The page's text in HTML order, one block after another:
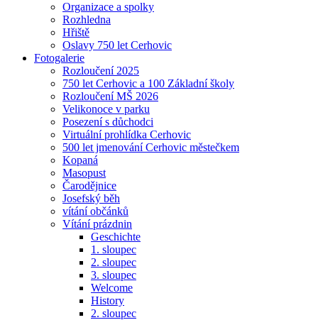
Organizace a spolky
Rozhledna
Hřiště
Oslavy 750 let Cerhovic
Fotogalerie
Rozloučení 2025
750 let Cerhovic a 100 Základní školy
Rozloučení MŠ 2026
Velikonoce v parku
Posezení s důchodci
Virtuální prohlídka Cerhovic
500 let jmenování Cerhovic městečkem
Kopaná
Masopust
Čarodějnice
Josefský běh
vítání občánků
Vítání prázdnin
Geschichte
1. sloupec
2. sloupec
3. sloupec
Welcome
History
2. sloupec